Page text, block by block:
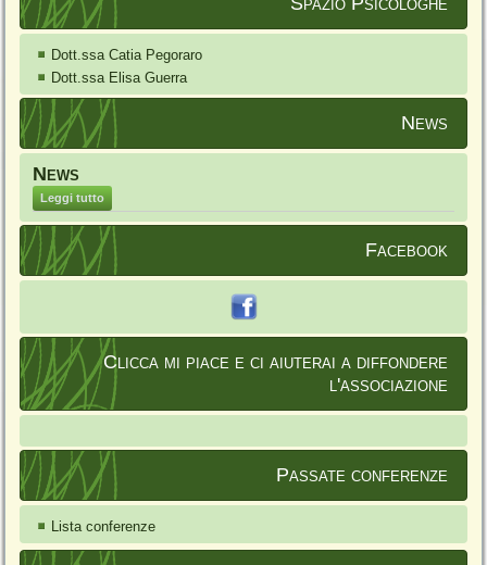
Dott.ssa Catia Pegoraro
Dott.ssa Elisa Guerra
News
News
Leggi tutto
Facebook
Clicca mi piace e ci aiuterai a diffondere
l'associazione
Passate conferenze
Lista conferenze